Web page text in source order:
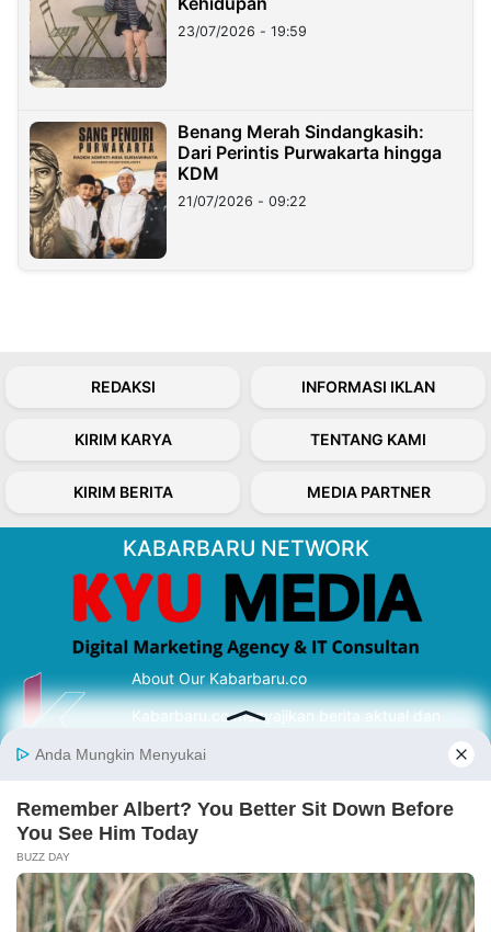
23/07/2026 - 19:59
Benang Merah Sindangkasih:
Dari Perintis Purwakarta hingga
KDM
21/07/2026 - 09:22
REDAKSI INFORMASI IKLAN
KIRIM KARYA TENTANG KAMI
KIRIM BERITA MEDIA PARTNER
KABARBARU NETWORK
About Our Kabarbaru.co
Kabarbaru.co menyajikan berita aktual dan
serta terverifikasi dari sumber yang tepat.
Follow Kabarbaru